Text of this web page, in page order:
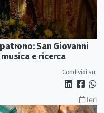
San Giovanni
e ricerca
Condividi su:
Ieri